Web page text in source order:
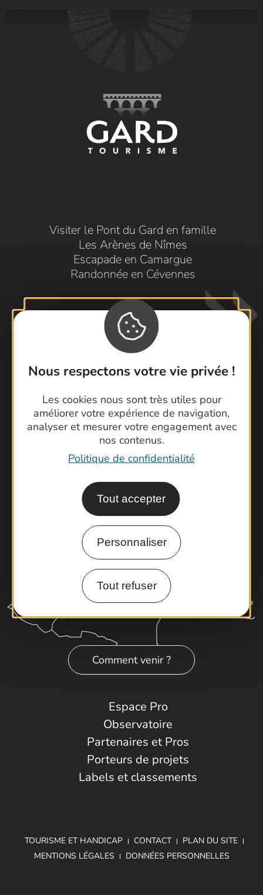
Nous respectons votre vie privée !
Les cookies nous sont très utiles pour
améliorer votre expérience de navigation,
analyser et mesurer votre engagement avec
nos contenus.
Politique de confidentialité
Tout accepter
Personnaliser
Tout refuser
Visiter le Pont du Gard en famille
Les Arènes de Nîmes
Escapade en Camargue
Randonnée en Cévennes
Contactez-nous !
Foire aux questions
Brochures
Cartoguides et Topoguides
Latitude Gard
Comment venir ?
Espace Pro
Observatoire
Partenaires et Pros
Porteurs de projets
Labels et classements
TOURISME ET HANDICAP CONTACT
PLAN DU SITE
MENTIONS LÉGALES
DONNÉES PERSONNELLES